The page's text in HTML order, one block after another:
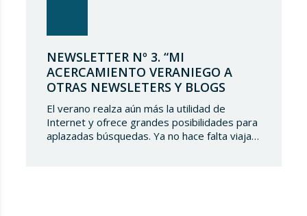
NEWSLETTER Nº 3. “MI
ACERCAMIENTO VERANIEGO A
OTRAS NEWSLETERS Y BLOGS
El verano realza aún más la utilidad de
Internet y ofrece grandes posibilidades para
aplazadas búsquedas. Ya no hace falta viajar